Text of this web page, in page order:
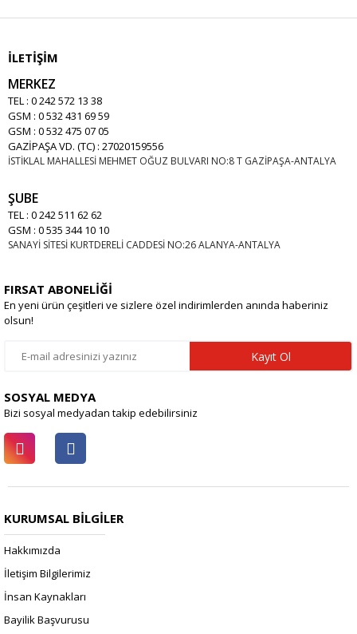
İLETİŞİM
MERKEZ
TEL : 0 242 572 13 38
GSM : 0 532 431 69 59
GSM : 0 532 475 07 05
GAZİPAŞA VD. (TC) : 27020159556
İSTİKLAL MAHALLESİ MEHMET OĞUZ BULVARI NO:8 T GAZİPAŞA-ANTALYA
ŞUBE
TEL : 0 242 511 62 62
GSM : 0 535 344 10 10
SANAYİ SİTESİ KURTDERELİ CADDESİ NO:26 ALANYA-ANTALYA
FIRSAT ABONELİĞİ
En yeni ürün çeşitleri ve sizlere özel indirimlerden anında haberiniz
olsun!
Kayıt Ol
SOSYAL MEDYA
Bizi sosyal medyadan takip edebilirsiniz
KURUMSAL BİLGİLER
Hakkımızda
İletişim Bilgilerimiz
İnsan Kaynakları
Bayilik Başvurusu